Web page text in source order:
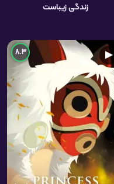
زندگی زیباست
▶
8.3